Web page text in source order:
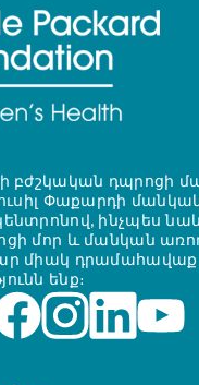
բժշկական դպրոցի
Փաքարդի
ինչպես
մոր և մանկան
միակ դրամահավաք
ենք։